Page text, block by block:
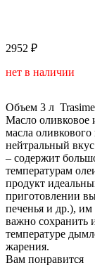
2952 ₽
нет в наличии
Объем 3 л
Масло оливковое
масла
нейтральный
– содержит
температурам
продукт
приготовлении
печенья и др.), им
важно сохранить
температуре
жарения.
Вам понравится